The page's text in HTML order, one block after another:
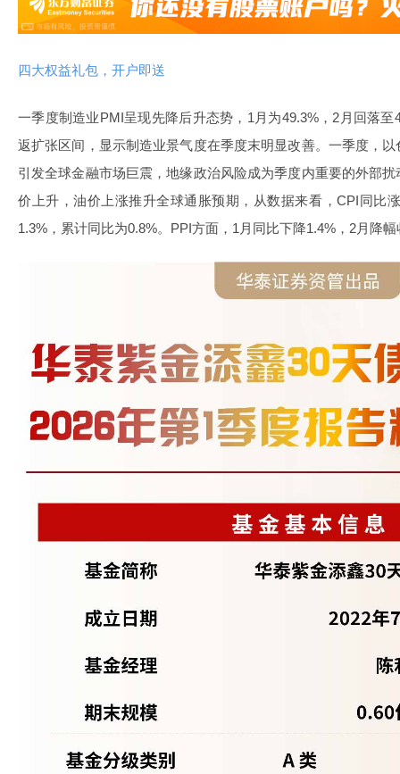
四大权益礼包，开户即送
一季度制造业PMI呈现先降后升态势，1月为49.3%，2月回落至
返扩张区间，显示制造业景气度在季度末明显改善。一季度，
引发全球金融市场巨震，地缘政治风险成为季度内重要的外部
价上升，油价上涨推升全球通胀预期，从数据来看，CPI同比
1.3%，累计同比为0.8%。PPI方面，1月同比下降1.4%，2月降